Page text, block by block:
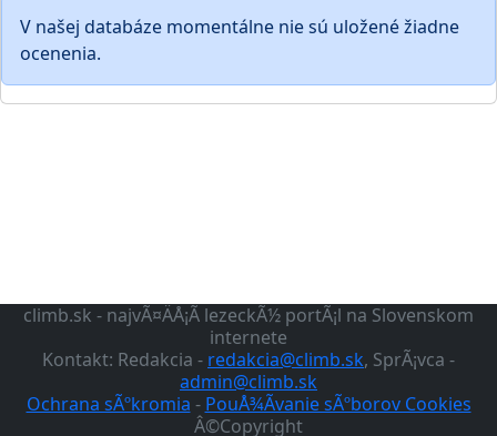
V našej databáze momentálne nie sú uložené žiadne
ocenenia.
climb.sk - najvÃ¤ÄÅ¡Ã­ lezeckÃ½ portÃ¡l na Slovenskom
internete
Kontakt: Redakcia - redakcia@climb.sk, SprÃ¡vca -
admin@climb.sk
Ochrana sÃºkromia - PouÅ¾Ã­vanie sÃºborov Cookies
Â©Copyright